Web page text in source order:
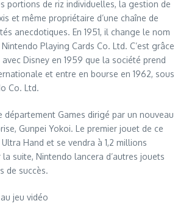
portions de riz individuelles, la gestion de
et même propriétaire d’une chaîne de
anecdotiques. En 1951, il change le nom
Playing Cards Co. Ltd. C’est grâce
Disney en 1959 que la société prend
et entre en bourse en 1962, sous
Co. Ltd.
département Games dirigé par un nouveau
Gunpei Yokoi. Le premier jouet de ce
Hand et se vendra à 1,2 millions
la suite, Nintendo lancera d’autres jouets
de succès.
jeu vidéo